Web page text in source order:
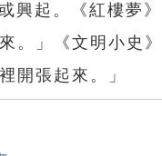
興起。《紅樓夢
。」《文明小史
開張起來。」